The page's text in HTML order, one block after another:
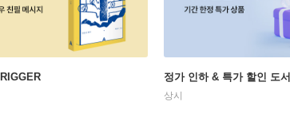
정가 인하 & 특가 할인 도
상시